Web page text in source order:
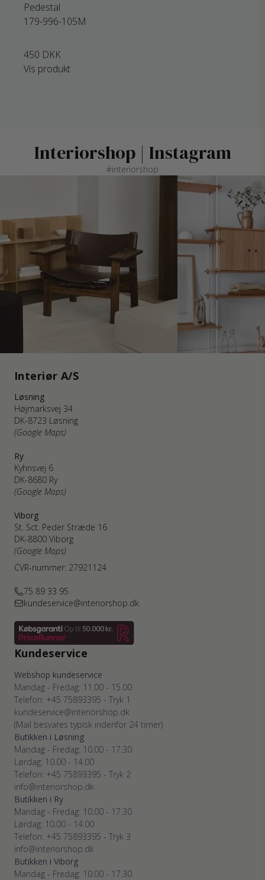
Pedestal
179-996-105M
450 DKK
Vis produkt
Interiorshop | Instagram
#interiorshop
Interiør A/S
Løsning
Højmarksvej 34
DK-8723 Løsning
(Google Maps)
Ry
Kyhnsvej 6
DK-8680 Ry
(Google Maps)
Viborg
St. Sct. Peder Stræde 16
DK-8800 Viborg
(Google Maps)
CVR-nummer: 27921124
75 89 33 95
kundeservice@interiorshop.dk
Kundeservice
Webshop kundeservice
Mandag - Fredag: 11.00 - 15.00
Telefon: +45 75893395 - Tryk 1
kundeservice@interiorshop.dk
(Mail besvares typisk indenfor 24 timer)
Butikken i Løsning
Mandag - Fredag: 10.00 - 17.30
Lørdag: 10.00 - 14.00
Telefon: +45 75893395 - Tryk 2
info@interiorshop.dk
Butikken i Ry
Mandag - Fredag: 10.00 - 17.30
Lørdag: 10.00 - 14.00
Telefon: +45 75893395 - Tryk 3
info@interiorshop.dk
Butikken i Viborg
Mandag - Fredag: 10.00 - 17.30